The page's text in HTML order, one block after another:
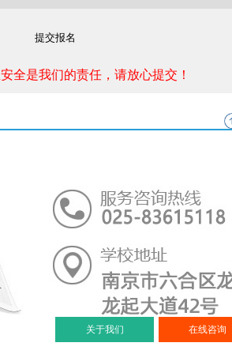
提交报名
全是我们的责任，请放心提交！
关于我们 在线咨询